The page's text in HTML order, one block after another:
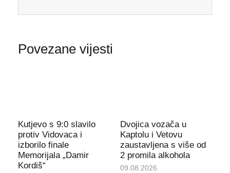
Povezane vijesti
Kutjevo s 9:0 slavilo
protiv Vidovaca i
izborilo finale
Memorijala „Damir
Kordiš“
Dvojica vozača u
Kaptolu i Vetovu
zaustavljena s više od
2 promila alkohola
09.08.2026